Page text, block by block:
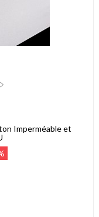
Imperméable et